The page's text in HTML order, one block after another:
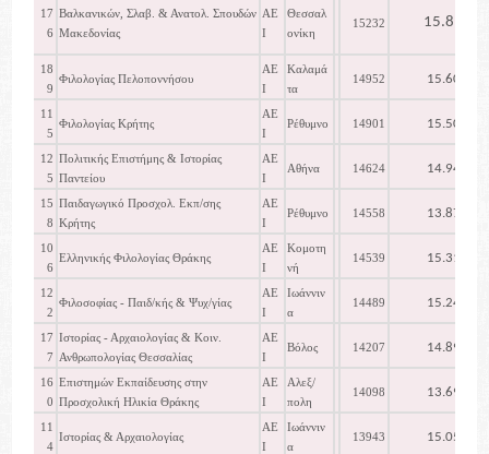
17
6
Βαλκανικών, Σλαβ. & Ανατολ. Σπουδών
Μακεδονίας
ΑΕ
Ι
Θεσσαλ
ονίκη
15232 15.817
18
9
Φιλολογίας Πελοποννήσου
ΑΕ
Ι
Καλαμά
τα
14952 15.602
11
5
Φιλολογίας Κρήτης
ΑΕ
Ι
Ρέθυμνο 14901 15.501
12
5
Πολιτικής Επιστήμης & Ιστορίας
Παντείου
ΑΕ
Ι
Αθήνα 14624 14.949
15
8
Παιδαγωγικό Προσχολ. Εκπ/σης
Κρήτης
ΑΕ
Ι
Ρέθυμνο 14558 13.872
10
6
Ελληνικής Φιλολογίας Θράκης
ΑΕ
Ι
Κομοτη
νή
14539 15.319
12
2
Φιλοσοφίας - Παιδ/κής & Ψυχ/γίας
ΑΕ
Ι
Ιωάννιν
α
14489 15.248
17
7
Ιστορίας - Αρχαιολογίας & Κοιν.
Ανθρωπολογίας Θεσσαλίας
ΑΕ
Ι
Βόλος 14207 14.894
16
0
Επιστημών Εκπαίδευσης στην
Προσχολική Ηλικία Θράκης
ΑΕ
Ι
Αλεξ/
πολη
14098 13.697
11
4
Ιστορίας & Αρχαιολογίας
ΑΕ
Ι
Ιωάννιν
α
13943 15.054